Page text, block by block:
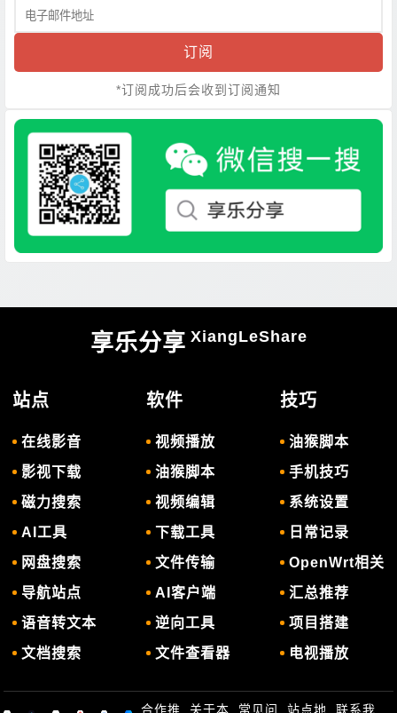
订阅
*订阅成功后会收到订阅通知
享乐分享 XiangLeShare
站点
在线影音
影视下载
磁力搜索
AI工具
网盘搜索
导航站点
语音转文本
文档搜索
软件
视频播放
油猴脚本
视频编辑
下载工具
文件传输
AI客户端
逆向工具
文件查看器
技巧
油猴脚本
手机技巧
系统设置
日常记录
OpenWrt相关
汇总推荐
项目搭建
电视播放
合作推 关于本 常见问 站点地 联系我